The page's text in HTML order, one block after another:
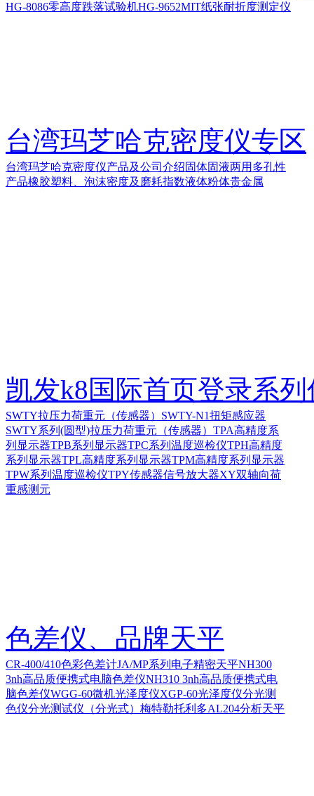
HG-8086零高度跌落试验机HG-9652MIT纸张耐折度测定仪
台湾玛芝哈克密度仪专区
台湾玛芝哈克密度仪产品及公司介绍固体固液两用 多孔性
产品橡胶塑料、泡沫密度及磨耗指数液体粉体贵金属
凯发k8国际首页登录系
SWTY拉压力荷重元（传感器） SWTY-N1扭矩感应器
SWTY系列(圆型)拉压力荷重元（传感器） TPA高精度系
列显示器TPB系列显示器TPC系列温度巡检仪TPH高精度
系列显示器TPL高精度系列显示器TPM高精度系列显示器
TPW系列温度巡检仪TPY传感器信号放大器XY双轴向荷
重感测元
色差仪、品牌天平
CR-400/410色彩色差计JA/MP系列电子精密天平NH300
3nh高品质便携式电脑色差仪NH310 3nh高品质便携式电
脑色差仪WGG-60微机光泽度仪XGP-60光泽度仪分光测
色仪分光测试仪（分光式） 梅特勒托利多AL204分析天平